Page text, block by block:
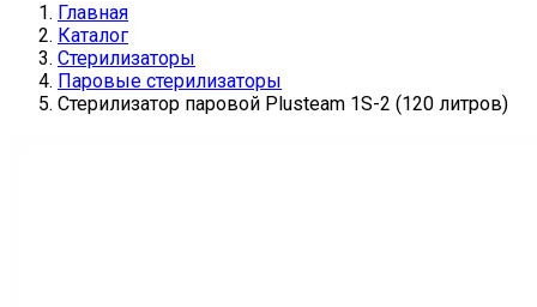
Главная
Каталог
Стерилизаторы
Паровые стерилизаторы
Стерилизатор паровой Plusteam 1S-2 (120 литров)